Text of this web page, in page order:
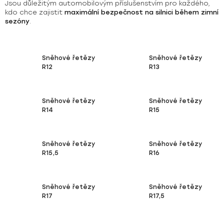
Jsou důležitým automobilovým příslušenstvím pro každého,
kdo chce zajistit maximální bezpečnost na silnici během zimní
sezóny.
Sněhové řetězy
R12
Sněhové řetězy
R13
Sněhové řetězy
R14
Sněhové řetězy
R15
Sněhové řetězy
R15,5
Sněhové řetězy
R16
Sněhové řetězy
R17
Sněhové řetězy
R17,5